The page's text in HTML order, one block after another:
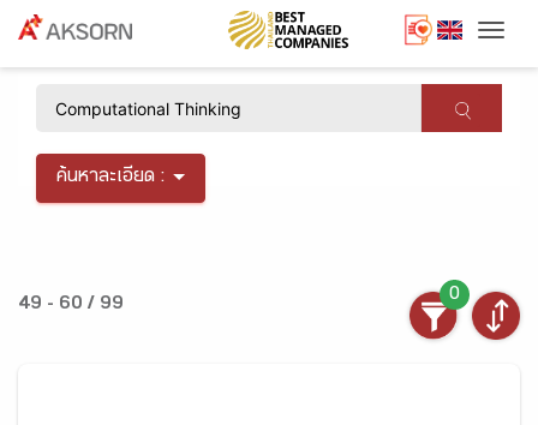
ค้นหาละเอียด :
49 - 60 / 99
0